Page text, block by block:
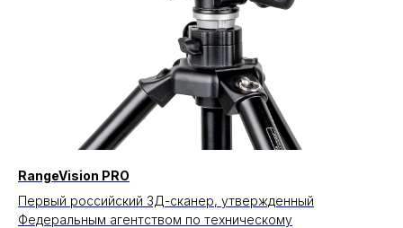
RangeVision PRO
Первый российский 3Д-сканер, утвержденный
Федеральным агентством по техническому